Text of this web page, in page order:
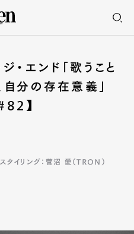
・エンド「歌うこと
分の存在意義」
】
スタイリング：菅沼 愛（TRON）